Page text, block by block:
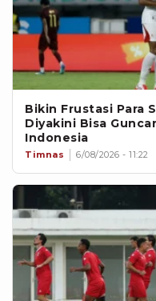
Bikin Frustasi Para
Diyakini Bisa
Indonesia
Timnas 6/08/2026 - 11:22